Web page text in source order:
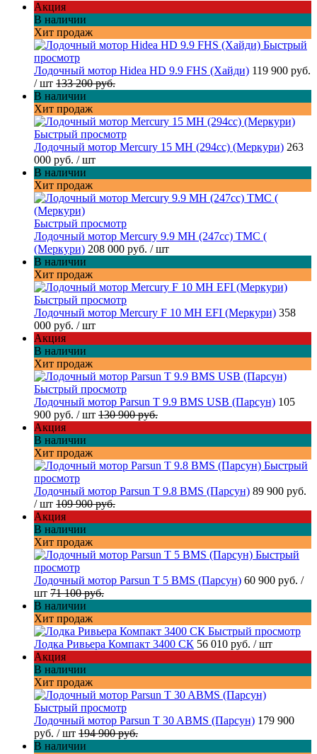
Акция
В наличии
Хит продаж
Быстрый
просмотр
Лодочный мотор Hidea HD 9.9 FHS (Хайди) 119 900 руб.
/ шт 133 200 руб.
В наличии
Хит продаж
Быстрый просмотр
Лодочный мотор Mercury 15 MH (294cc) (Меркури) 263
000 руб. / шт
В наличии
Хит продаж
Быстрый просмотр
Лодочный мотор Mercury 9.9 МН (247cc) TMC (
(Меркури) 208 000 руб. / шт
В наличии
Хит продаж
Быстрый просмотр
Лодочный мотор Mercury F 10 MH EFI (Меркури) 358
000 руб. / шт
Акция
В наличии
Хит продаж
Быстрый просмотр
Лодочный мотор Parsun T 9.9 BMS USB (Парсун) 105
900 руб. / шт 130 900 руб.
Акция
В наличии
Хит продаж
Быстрый
просмотр
Лодочный мотор Parsun T 9.8 BMS (Парсун) 89 900 руб.
/ шт 109 900 руб.
Акция
В наличии
Хит продаж
Быстрый
просмотр
Лодочный мотор Parsun T 5 BMS (Парсун) 60 900 руб. /
шт 71 100 руб.
В наличии
Хит продаж
Быстрый просмотр
Лодка Ривьера Компакт 3400 СК 56 010 руб. / шт
Акция
В наличии
Хит продаж
Быстрый просмотр
Лодочный мотор Parsun T 30 ABMS (Парсун) 179 900
руб. / шт 194 900 руб.
В наличии